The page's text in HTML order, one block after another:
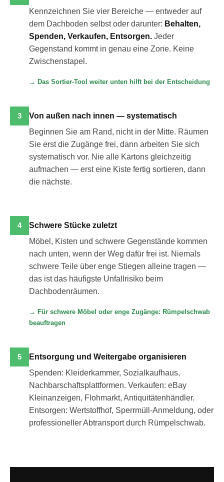
Kennzeichnen Sie vier Bereiche — entweder auf
dem Dachboden selbst oder darunter: Behalten,
Spenden, Verkaufen, Entsorgen. Jeder
Gegenstand kommt in genau eine Zone. Keine
Zwischenstapel.
→ Das Sortier-Tool weiter unten hilft bei der Entscheidung
3
Von außen nach innen — systematisch
Beginnen Sie am Rand, nicht in der Mitte. Räumen
Sie erst die Zugänge frei, dann arbeiten Sie sich
systematisch vor. Nie alle Kartons gleichzeitig
aufmachen — erst eine Kiste fertig sortieren, dann
die nächste.
4
Schwere Stücke zuletzt
Möbel, Kisten und schwere Gegenstände kommen
nach unten, wenn der Weg dafür frei ist. Niemals
schwere Teile über enge Stiegen alleine tragen —
das ist das häufigste Unfallrisiko beim
Dachbodenräumen.
→ Für schwere Möbel oder enge Zugänge: Rümpelschwab
beauftragen
5
Entsorgung und Weitergabe organisieren
Spenden: Kleiderkammer, Sozialkaufhaus,
Nachbarschaftsplattformen. Verkaufen: eBay
Kleinanzeigen, Flohmarkt, Antiquitätenhändler.
Entsorgen: Wertstoffhof, Sperrmüll-Anmeldung, oder
professioneller Abtransport durch Rümpelschwab.